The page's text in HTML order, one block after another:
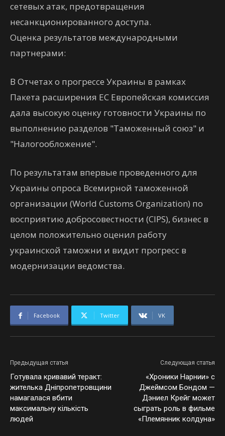
сетевых атак, предотвращения
несанкционированного доступа.
Оценка результатов международными
партнерами:
В Отчетах о прогрессе Украины в рамках
Пакета расширения ЕС Европейская комиссия
дала высокую оценку готовности Украины по
выполнению разделов "Таможенный союз" и
"Налогообложение".
По результатам впервые проведенного для
Украины опроса Всемирной таможенной
организации (World Customs Organization) по
восприятию добросовестности (CIPS), бизнес в
целом положительно оценил работу
украинской таможни и видит прогресс в
модернизации ведомства.
Facebook Twitter VK
Предыдущая статья
Готувала кривавий теракт:
жителька Дніпропетровщини
намагалася вбити
максимальну кількість
людей
Следующая статья
«Хроники Нарнии» с
Джеймсом Бондом —
Дэниел Крейг может
сыграть роль в фильме
«Племянник колдуна»